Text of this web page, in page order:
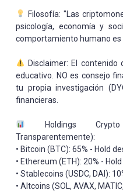
Filosofía: "Las
psicología, economía y
comportamiento humano es
Disclaimer: El
educativo. NO es consejo
tu propia investigación
financieras.
Holdings Crypto
Transparentemente):
• Bitcoin (BTC): 65% - Hold
• Ethereum (ETH): 20% -
• Stablecoins (USDC, DAI):
• Altcoins (SOL, AVAX,